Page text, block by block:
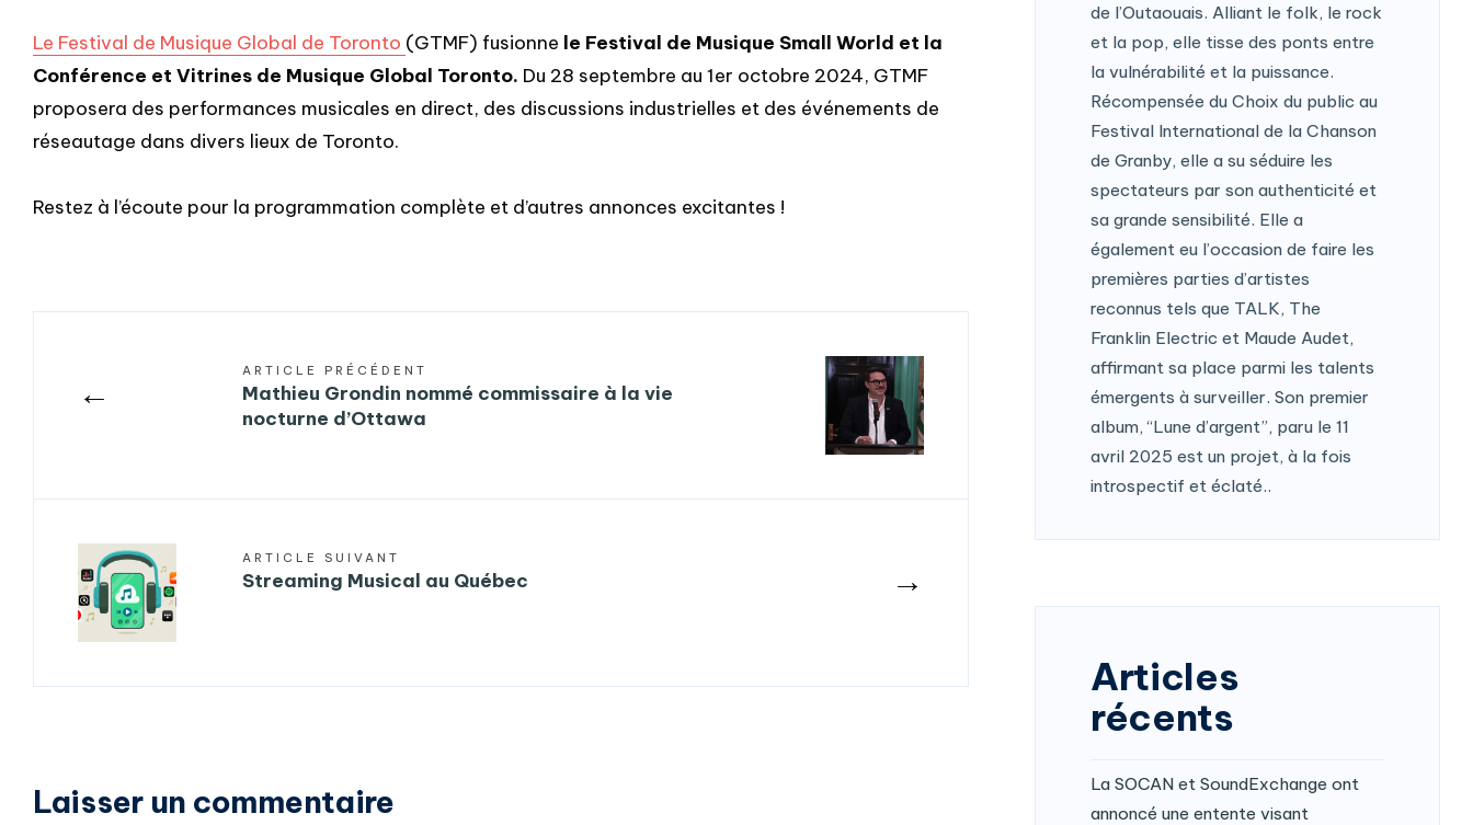
Le Festival de Musique Global de Toronto (GTMF) fusionne le Festival de Musique Small World et la
Conférence et Vitrines de Musique Global Toronto. Du 28 septembre au 1er octobre 2024, GTMF
proposera des performances musicales en direct, des discussions industrielles et des événements de
réseautage dans divers lieux de Toronto.
Restez à l’écoute pour la programmation complète et d’autres annonces excitantes !
←
ARTICLE PRÉCÉDENT
Mathieu Grondin nommé commissaire à la vie
nocturne d’Ottawa
→
ARTICLE SUIVANT
Streaming Musical au Québec
Laisser un commentaire
de l’Outaouais. Alliant le folk, le rock
et la pop, elle tisse des ponts entre
la vulnérabilité et la puissance.
Récompensée du Choix du public au
Festival International de la Chanson
de Granby, elle a su séduire les
spectateurs par son authenticité et
sa grande sensibilité. Elle a
également eu l’occasion de faire les
premières parties d’artistes
reconnus tels que TALK, The
Franklin Electric et Maude Audet,
affirmant sa place parmi les talents
émergents à surveiller. Son premier
album, “Lune d’argent”, paru le 11
avril 2025 est un projet, à la fois
introspectif et éclaté..
Articles
récents
La SOCAN et SoundExchange ont
annoncé une entente visant